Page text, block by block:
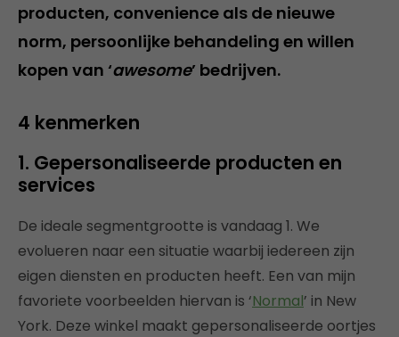
producten, convenience als de nieuwe
norm, persoonlijke behandeling en willen
kopen van ‘awesome’ bedrijven.
4 kenmerken
1. Gepersonaliseerde producten en
services
De ideale segmentgrootte is vandaag 1. We
evolueren naar een situatie waarbij iedereen zijn
eigen diensten en producten heeft. Een van mijn
favoriete voorbeelden hiervan is ‘Normal’ in New
York. Deze winkel maakt gepersonaliseerde oortjes